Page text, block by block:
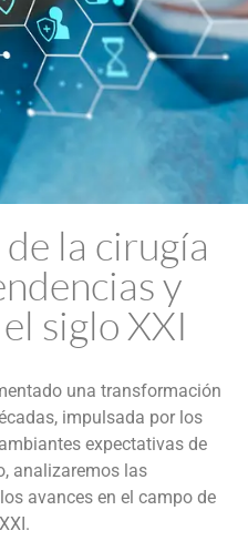
la cirugía
y
siglo XXI
una transformación
impulsada por los
expectativas de
analizaremos las
avances en el campo de